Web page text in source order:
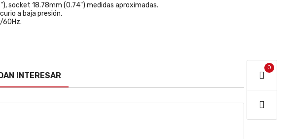
socket 18.78mm (0.74") medidas aproximadas.
a baja presión.
60Hz.
INTERESAR
0